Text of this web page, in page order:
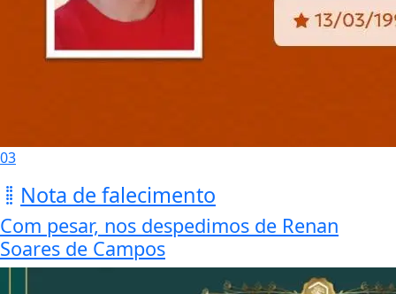
03
Nota de falecimento
Com pesar, nos despedimos de Renan
Soares de Campos